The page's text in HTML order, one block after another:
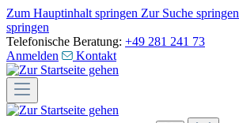
Zum Hauptinhalt springen Zur Suche springen
springen
Telefonische Beratung: +49 281 241 73
Anmelden
Kontakt